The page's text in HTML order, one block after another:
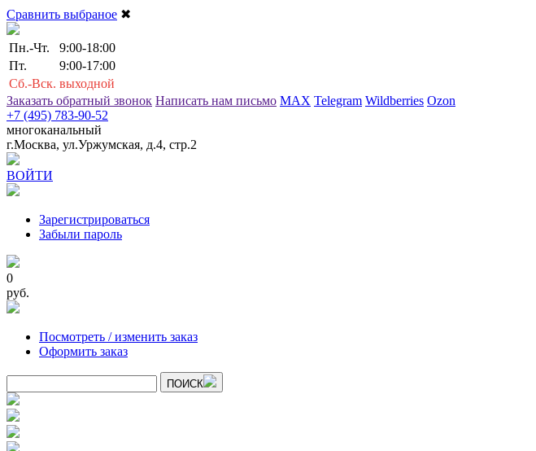
Сравнить выбраное ✖
Пн.-Чт.
9:00-18:00
Пт.
9:00-17:00
Сб.-Вск. выходной
Заказать обратный звонок Написать нам письмо MAX Telegram Wildberries Ozon
+7 (495) 783-90-52
многоканальный
г.Москва, ул.Уржумская, д.4, стр.2
ВОЙТИ
Зарегистрироваться
Забыли пароль
0
руб.
Посмотреть / изменить заказ
Оформить заказ
ПОИСК